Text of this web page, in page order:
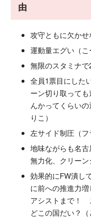
由
攻守ともに欠かせ
運動量エグい（こ
無限のスタミナで
全員1票目にした
ーン切り取って
んかってくらい
りこ）
左サイド制圧（フ
地味ながらも名
無力化、クリーン
効果的にFW潰し
に前への推進力
アシストまで！
どこの国だい？（